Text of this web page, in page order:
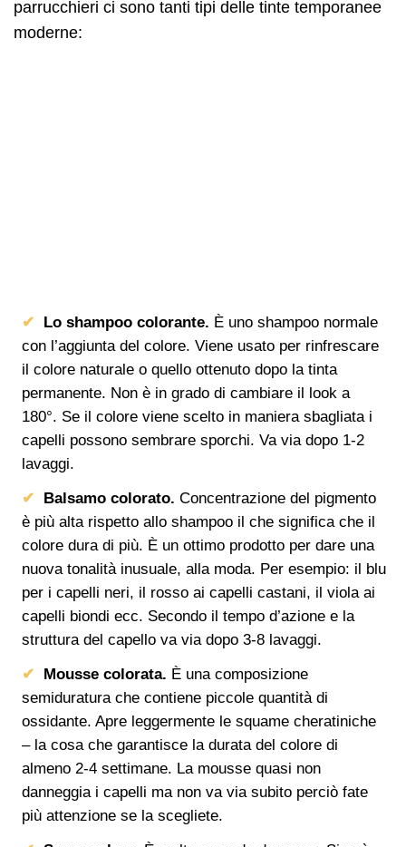
parrucchieri ci sono tanti tipi delle tinte temporanee
moderne:
Lo shampoo colorante. È uno shampoo normale
con l’aggiunta del colore. Viene usato per rinfrescare
il colore naturale o quello ottenuto dopo la tinta
permanente. Non è in grado di cambiare il look a
180°. Se il colore viene scelto in maniera sbagliata i
capelli possono sembrare sporchi. Va via dopo 1-2
lavaggi.
Balsamo colorato. Concentrazione del pigmento
è più alta rispetto allo shampoo il che significa che il
colore dura di più. È un ottimo prodotto per dare una
nuova tonalità inusuale, alla moda. Per esempio: il blu
per i capelli neri, il rosso ai capelli castani, il viola ai
capelli biondi ecc. Secondo il tempo d’azione e la
struttura del capello va via dopo 3-8 lavaggi.
Mousse colorata. È una composizione
semiduratura che contiene piccole quantità di
ossidante. Apre leggermente le squame cheratiniche
– la cosa che garantisce la durata del colore di
almeno 2-4 settimane. La mousse quasi non
danneggia i capelli ma non va via subito perciò fate
più attenzione se la scegliete.